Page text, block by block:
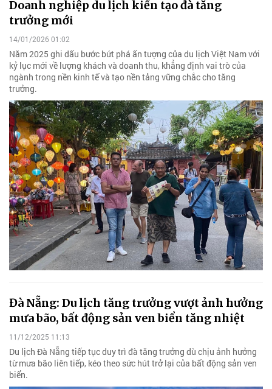
Doanh nghiệp du lịch kiến tạo đà tăng
trưởng mới
14/01/2026 01:02
Năm 2025 ghi dấu bước bứt phá ấn tượng của du lịch Việt Nam với
kỷ lục mới về lượng khách và doanh thu, khẳng định vai trò của
ngành trong nền kinh tế và tạo nền tảng vững chắc cho tăng
trưởng.
Đà Nẵng: Du lịch tăng trưởng vượt ảnh hưởng
mưa bão, bất động sản ven biển tăng nhiệt
11/12/2025 11:13
Du lịch Đà Nẵng tiếp tục duy trì đà tăng trưởng dù chịu ảnh hưởng
từ mưa bão liên tiếp, kéo theo sức hút trở lại của bất động sản ven
biển.